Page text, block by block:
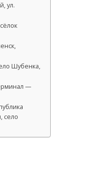
ул.
Шубенка,
—
село